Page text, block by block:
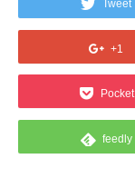
Tweet
+1
Pocket
feedly